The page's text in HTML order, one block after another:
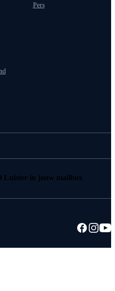
Pers
Luister in jouw mailbox